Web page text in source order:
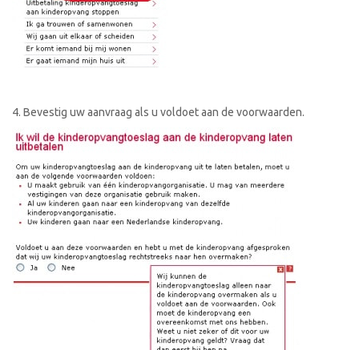
4. Bevestig uw aanvraag als u voldoet aan de voorwaarden.